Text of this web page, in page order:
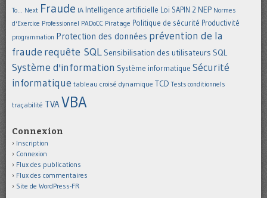
To... Next Fraude IA Intelligence artificielle Loi SAPIN 2 NEP Normes
d'Exercice Professionnel PADoCC Piratage Politique de sécurité Productivité
programmation Protection des données prévention de la
fraude requête SQL Sensibilisation des utilisateurs SQL
Système d'information Système informatique Sécurité
informatique tableau croisé dynamique TCD Tests conditionnels
traçabilité TVAVBA
Connexion
Inscription
Connexion
Flux des publications
Flux des commentaires
Site de WordPress-FR